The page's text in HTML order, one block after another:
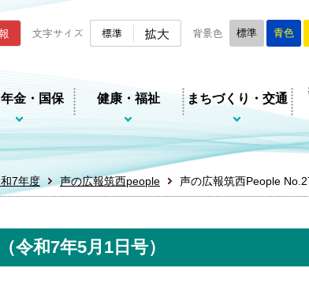
ページ
文字サイズ 標準 拡大 背景色 標準 青色
金・国保 健康・福祉 まちづくり・交通
7年度 声の広報筑西people 声の広報筑西People
令和7年5月1日号）